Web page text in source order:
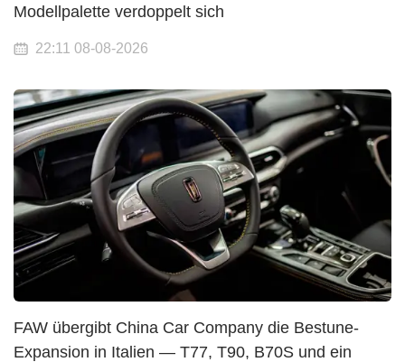
Modellpalette verdoppelt sich
22:11 08-08-2026
FAW übergibt China Car Company die Bestune-
Expansion in Italien — T77, T90, B70S und ein